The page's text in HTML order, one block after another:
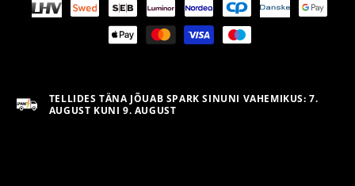
TELLIDES TÄNA JÕUAB SPARK SINUNI VAHEMIKUS: 7.
AUGUST KUNI 9. AUGUST